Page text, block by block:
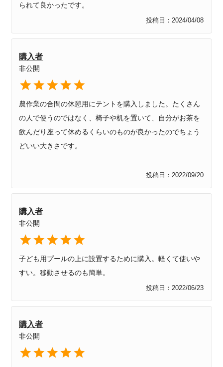
投稿日 2024/04/08
られて良かったです。
購入者
非公開
投稿日 2022/09/20
農作業の合間の休憩用にテントを購入しました。たくさん
の人で使うのではなく、椅子や机を置いて、自分がお茶を
飲んだり座って休めるくらいのものが良かったのでちょう
どいい大きさです。
購入者
非公開
投稿日 2022/06/23
子ども用プールの上に設置するために購入。軽くて使いや
すい。移動させるのも簡単。
購入者
非公開